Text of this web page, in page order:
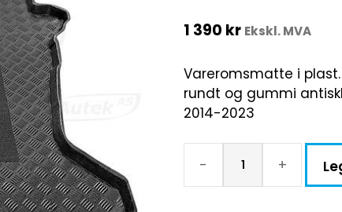
1 390 kr Ekskl. MVA
Vareromsmatte i
rundt og gummi
2014-2023
- +